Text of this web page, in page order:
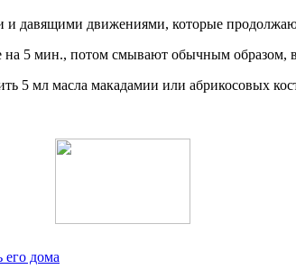
давящими движениями, которые
на 5 мин., потом смывают обычным образом,
5 мл масла макадамии или абрикосовых
его дома